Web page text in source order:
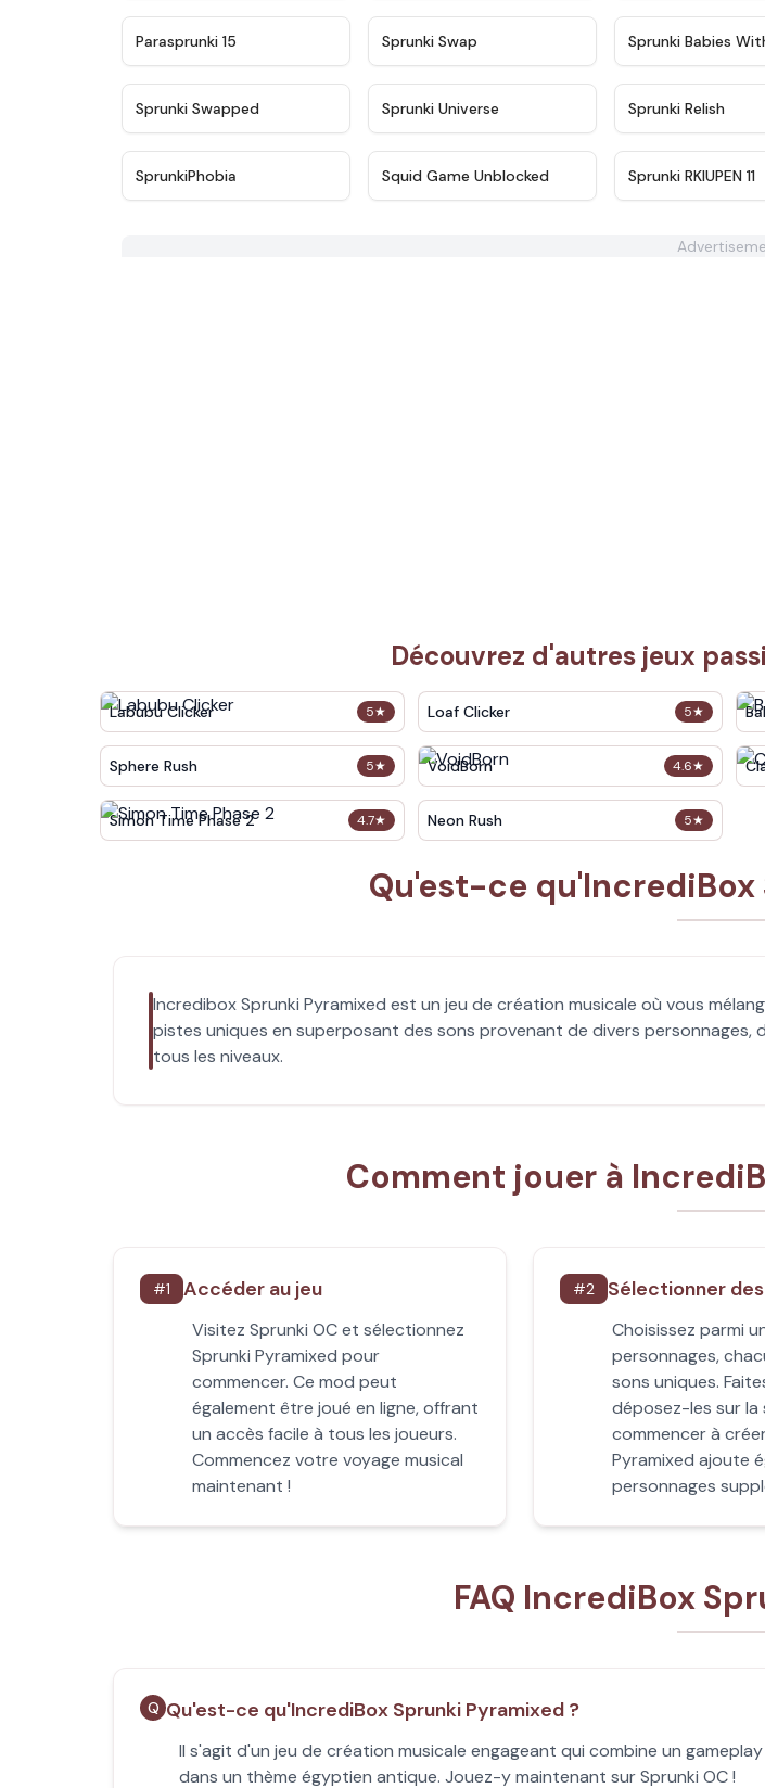
Parasprunki 15 Sprunki Swap Sprunki Babies
Sprunki Swapped Sprunki Universe Sprunki Relish
SprunkiPhobia ★
Squid Game Unblocked Sprunki RKIUPEN 11
Découvrez d'autres jeux
5★
Labubu Clicker 5★
Loaf Clicker
5★
Sphere Rush 4.6★
VoidBorn
4.7★
Simon Time Phase 2 5★
Neon Rush
Qu'est-ce qu'IncrediBox
Incredibox Sprunki Pyramixed est un jeu de création musicale où vous
pistes uniques en superposant des sons provenant de divers
tous les niveaux.
Comment jouer à
#1 Accéder au jeu
Visitez Sprunki OC et sélectionnez
Sprunki Pyramixed pour
commencer. Ce mod peut
également être joué en ligne, offrant
un accès facile à tous les joueurs.
Commencez votre voyage musical
maintenant !
#2 Sélectionner
Choisissez parmi
personnages,
sons uniques.
déposez-les sur la
commencer à
Pyramixed ajoute
personnages
FAQ IncrediBox
Q Qu'est-ce qu'IncrediBox Sprunki Pyramixed ?
Il s'agit d'un jeu de création musicale engageant qui combine un
dans un thème égyptien antique. Jouez-y maintenant sur Sprunki OC !